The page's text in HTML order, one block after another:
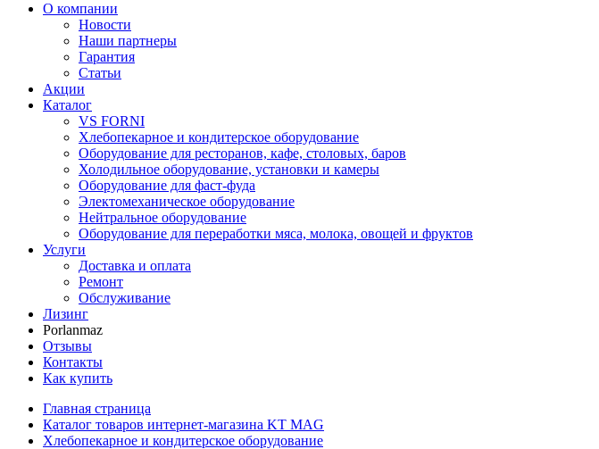
О компании
Новости
Наши партнеры
Гарантия
Статьи
Акции
Каталог
VS FORNI
Хлебопекарное и кондитерское оборудование
Оборудование для ресторанов, кафе, столовых, баров
Холодильное оборудование, установки и камеры
Оборудование для фаст-фуда
Электомеханическое оборудование
Нейтральное оборудование
Оборудование для переработки мяса, молока, овощей и фруктов
Услуги
Доставка и оплата
Ремонт
Обслуживание
Лизинг
Porlanmaz
Отзывы
Контакты
Как купить
Главная страница
Каталог товаров интернет-магазина KT MAG
Хлебопекарное и кондитерское оборудование